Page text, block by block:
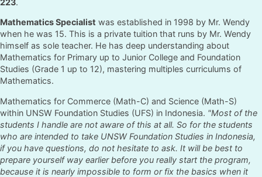
223.
Mathematics Specialist was established in 1998 by Mr. Wendy
when he was 15. This is a private tuition that runs by Mr. Wendy
himself as sole teacher. He has deep understanding about
Mathematics for Primary up to Junior College and Foundation
Studies (Grade 1 up to 12), mastering multiples curriculums of
Mathematics.
Mathematics for Commerce (Math-C) and Science (Math-S)
within UNSW Foundation Studies (UFS) in Indonesia. "Most of the
students I handle are not aware of this at all. So for the students
who are intended to take UNSW Foundation Studies in Indonesia,
if you have questions, do not hesitate to ask. It will be best to
prepare yourself way earlier before you really start the program,
because it is nearly impossible to form or fix the basics when it